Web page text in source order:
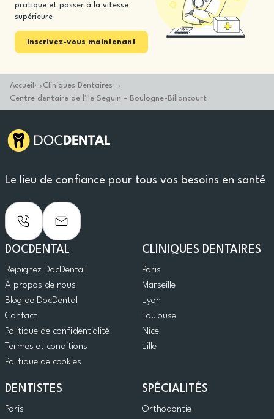
pratique et passer à la vitesse
supérieure
Inscrivez-vous maintenant
Accueil
Cliniques Dentaires
Centre dentaire de l'ile Seguin - Boulogne-Billancourt
Le lieu de confiance pour tous vos besoins en santé
DOCDENTAL
Rejoignez DocDental
À propos de nous
Blog de DocDental
Contact
Politique de confidentialité
Termes et conditions
Politique de cookies
CLINIQUES DENTAIRES
Paris
Marseille
Lyon
Toulouse
Nice
Lille
DENTISTES
Paris
SPÉCIALITÉS
Orthodontie